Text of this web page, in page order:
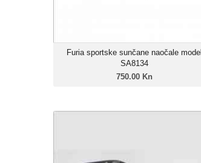
Furia sportske sunčane naočale model
SA8134
750.00 Kn